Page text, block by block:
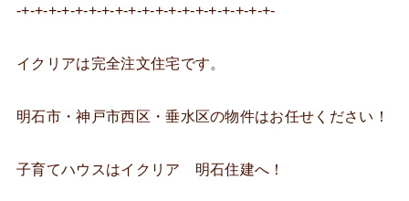
-+-+-+-+-+-+-+-+-+-+-+-+-+-+-+-+-+-+-+-
イクリアは完全注文住宅です。
明石市・神戸市西区・垂水区の物件はお任せください！
子育てハウスはイクリア 明石住建へ！